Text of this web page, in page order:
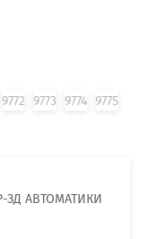
9772 9773 9774 9775
ЗД АВТОМАТИКИ